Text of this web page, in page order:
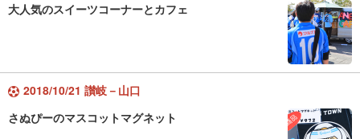
大人気のスイーツコーナーとカフェ
2018/10/21 讃岐－山口
さぬぴーのマスコットマグネット